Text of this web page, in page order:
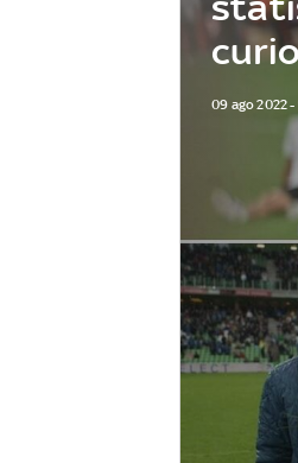
09 ago 2022 -